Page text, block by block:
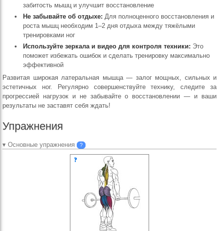
забитость мышц и улучшит восстановление
Не забывайте об отдыхе: Для полноценного восстановления и
роста мышц необходим 1–2 дня отдыха между тяжёлыми
тренировками ног
Используйте зеркала и видео для контроля техники: Это
поможет избежать ошибок и сделать тренировку максимально
эффективной
Развитая широкая латеральная мышца — залог мощных, сильных и
эстетичных ног. Регулярно совершенствуйте технику, следите за
прогрессией нагрузок и не забывайте о восстановлении — и ваши
результаты не заставят себя ждать!
Упражнения
▾ Основные упражнения ?